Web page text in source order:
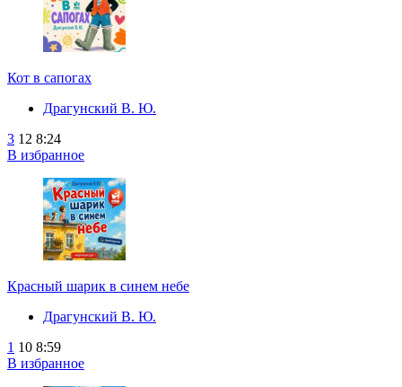
Кот в сапогах
Драгунский В. Ю.
3 12 8:24
В избранное
Красный шарик в синем небе
Драгунский В. Ю.
1 10 8:59
В избранное